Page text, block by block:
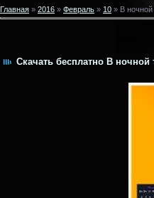
Главная » 2016 » Февраль » 10 » В
Скачать бесплатно В